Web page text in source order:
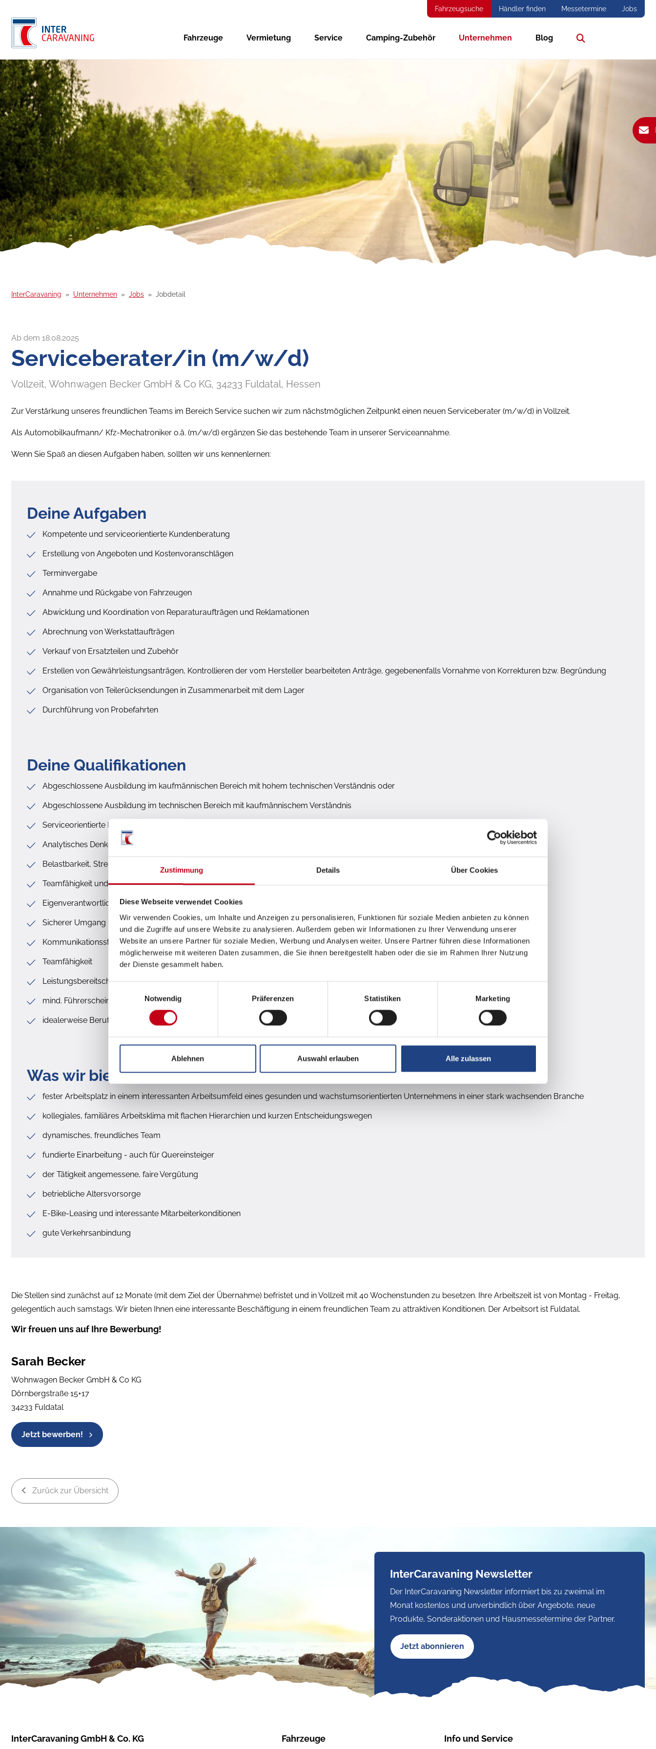
Zustimmung Details Über Cookies
Diese Webseite verwendet Cookies
Wir verwenden Cookies, um Inhalte und Anzeigen zu personalisieren, Funktionen für soziale Medien anbieten zu können
und die Zugriffe auf unsere Website zu analysieren. Außerdem geben wir Informationen zu Ihrer Verwendung unserer
Website an unsere Partner für soziale Medien, Werbung und Analysen weiter. Unsere Partner führen diese Informationen
möglicherweise mit weiteren Daten zusammen, die Sie ihnen bereitgestellt haben oder die sie im Rahmen Ihrer Nutzung
der Dienste gesammelt haben.
Notwendig
Präferenzen Statistiken Marketing
Ablehnen Auswahl erlauben Alle zulassen
Fahrzeugsuche Händler finden Messetermine Jobs
Fahrzeuge Vermietung Service Camping-Zubehör Unternehmen Blog
InterCaravaning Unternehmen Jobs Jobdetail
Ab dem 18.08.2025
Serviceberater/in (m/w/d)
Vollzeit, Wohnwagen Becker GmbH & Co KG, 34233 Fuldatal, Hessen
Zur Verstärkung unseres freundlichen Teams im Bereich Service suchen wir zum nächstmöglichen Zeitpunkt einen neuen Serviceberater (m/w/d) in Vollzeit.
Als Automobilkaufmann/ Kfz-Mechatroniker o.ä. (m/w/d) ergänzen Sie das bestehende Team in unserer Serviceannahme.
Wenn Sie Spaß an diesen Aufgaben haben, sollten wir uns kennenlernen:
Deine Aufgaben
Kompetente und serviceorientierte Kundenberatung
Erstellung von Angeboten und Kostenvoranschlägen
Terminvergabe
Annahme und Rückgabe von Fahrzeugen
Abwicklung und Koordination von Reparaturaufträgen und Reklamationen
Abrechnung von Werkstattaufträgen
Verkauf von Ersatzteilen und Zubehör
Erstellen von Gewährleistungsanträgen, Kontrollieren der vom Hersteller bearbeiteten Anträge, gegebenenfalls Vornahme von Korrekturen bzw. Begründung
Organisation von Teilerücksendungen in Zusammenarbeit mit dem Lager
Durchführung von Probefahrten
Deine Qualifikationen
Abgeschlossene Ausbildung im kaufmännischen Bereich mit hohem technischen Verständnis oder
Abgeschlossene Ausbildung im technischen Bereich mit kaufmännischem Verständnis
Serviceorientierte Denkweise
Analytisches Denken und selbständiges, sorgfältiges Arbeiten
Belastbarkeit, Stressresistenz, Flexibilität
Teamfähigkeit und gute Umgangsformen
Eigenverantwortlichkeit und Zuverlässigkeit
Sicherer Umgang mit dem MS-Office Paket
Kommunikationsstärke und sehr gute Deutschkenntnisse in Wort und Schrift
Teamfähigkeit
Leistungsbereitschaft und Zuverlässigkeit
mind. Führerschein Klasse B
idealerweise Berufserfahrung im Caravaning-Bereich - gerne aber auch Einsteiger
Was wir bieten
fester Arbeitsplatz in einem interessanten Arbeitsumfeld eines gesunden und wachstumsorientierten Unternehmens in einer stark wachsenden Branche
kollegiales, familiäres Arbeitsklima mit flachen Hierarchien und kurzen Entscheidungswegen
dynamisches, freundliches Team
fundierte Einarbeitung - auch für Quereinsteiger
der Tätigkeit angemessene, faire Vergütung
betriebliche Altersvorsorge
E-Bike-Leasing und interessante Mitarbeiterkonditionen
gute Verkehrsanbindung
Die Stellen sind zunächst auf 12 Monate (mit dem Ziel der Übernahme) befristet und in Vollzeit mit 40 Wochenstunden zu besetzen. Ihre Arbeitszeit ist von Montag - Freitag,
gelegentlich auch samstags. Wir bieten Ihnen eine interessante Beschäftigung in einem freundlichen Team zu attraktiven Konditionen. Der Arbeitsort ist Fuldatal.
Wir freuen uns auf Ihre Bewerbung!
Sarah Becker
Wohnwagen Becker GmbH & Co KG
Dörnbergstraße 15+17
34233 Fuldatal
Jetzt bewerben!
Zurück zur Übersicht
InterCaravaning Newsletter
Der InterCaravaning Newsletter informiert bis zu zweimal im
Monat kostenlos und unverbindlich über Angebote, neue
Produkte, Sonderaktionen und Hausmessetermine der Partner.
Jetzt abonnieren
InterCaravaning GmbH & Co. KG Fahrzeuge Info und Service